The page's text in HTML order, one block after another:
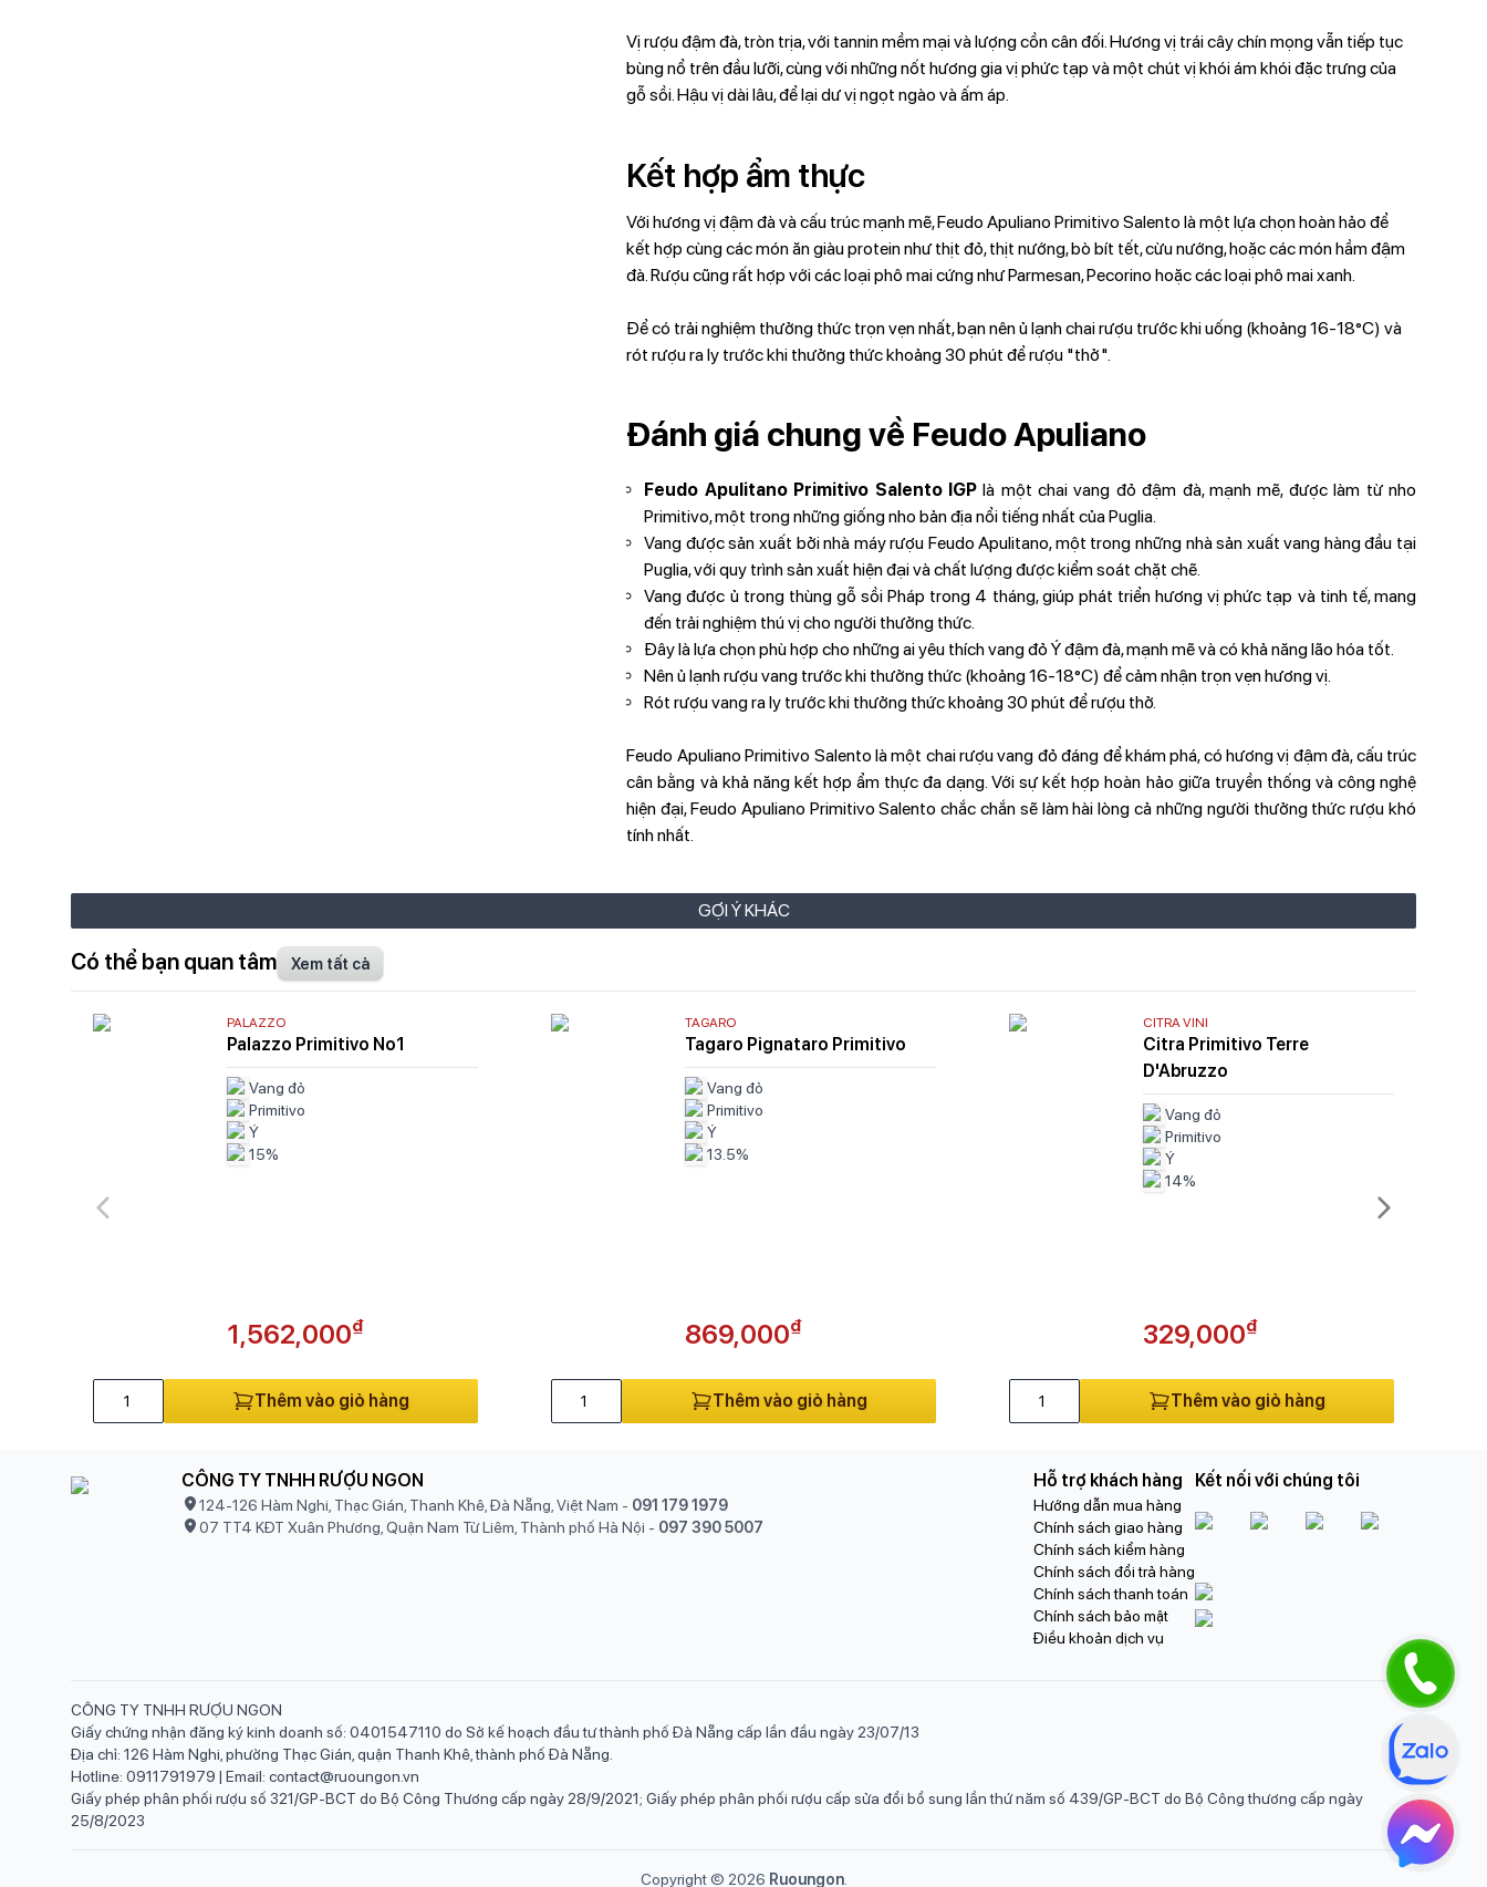
Vị rượu đậm đà, tròn trịa, với tannin mềm mại và lượng cồn cân đối. Hương vị trái cây chín mọng vẫn tiếp tục
bùng nổ trên đầu lưỡi, cùng với những nốt hương gia vị phức tạp và một chút vị khói ám khói đặc trưng của
gỗ sồi. Hậu vị dài lâu, để lại dư vị ngọt ngào và ấm áp.
Kết hợp ẩm thực
Với hương vị đậm đà và cấu trúc mạnh mẽ, Feudo Apuliano Primitivo Salento là một lựa chọn hoàn hảo để
kết hợp cùng các món ăn giàu protein như thịt đỏ, thịt nướng, bò bít tết, cừu nướng, hoặc các món hầm đậm
đà. Rượu cũng rất hợp với các loại phô mai cứng như Parmesan, Pecorino hoặc các loại phô mai xanh.
Để có trải nghiệm thưởng thức trọn vẹn nhất, bạn nên ủ lạnh chai rượu trước khi uống (khoảng 16-18°C) và
rót rượu ra ly trước khi thưởng thức khoảng 30 phút để rượu "thở".
Đánh giá chung về Feudo Apuliano
Feudo Apulitano Primitivo Salento IGPlà một chai vang đỏ đậm đà, mạnh mẽ, được làm từ nho
Primitivo, một trong những giống nho bản địa nổi tiếng nhất của Puglia.
Vang được sản xuất bởi nhà máy rượu Feudo Apulitano, một trong những nhà sản xuất vang hàng đầu tại
Puglia, với quy trình sản xuất hiện đại và chất lượng được kiểm soát chặt chẽ.
Vang được ủ trong thùng gỗ sồi Pháp trong 4 tháng, giúp phát triển hương vị phức tạp và tinh tế, mang
đến trải nghiệm thú vị cho người thưởng thức.
Đây là lựa chọn phù hợp cho những ai yêu thích vang đỏ Ý đậm đà, mạnh mẽ và có khả năng lão hóa tốt.
Nên ủ lạnh rượu vang trước khi thưởng thức (khoảng 16-18°C) để cảm nhận trọn vẹn hương vị.
Rót rượu vang ra ly trước khi thưởng thức khoảng 30 phút để rượu thở.
Feudo Apuliano Primitivo Salento là một chai rượu vang đỏ đáng để khám phá, có hương vị đậm đà, cấu trúc
cân bằng và khả năng kết hợp ẩm thực đa dạng. Với sự kết hợp hoàn hảo giữa truyền thống và công nghệ
hiện đại, Feudo Apuliano Primitivo Salento chắc chắn sẽ làm hài lòng cả những người thưởng thức rượu khó
tính nhất.
GỢI Ý KHÁC
Có thể bạn quan tâm Xem tất cả
PALAZZO
Palazzo Primitivo No1
Vang đỏ
Primitivo
Ý
15%
1,562,000₫
Thêm vào giỏ hàng
TAGARO
Tagaro Pignataro Primitivo
Vang đỏ
Primitivo
Ý
13.5%
869,000₫
Thêm vào giỏ hàng
CITRA VINI
Citra Primitivo Terre
D'Abruzzo
Vang đỏ
Primitivo
Ý
14%
329,000₫
Thêm vào giỏ hàng
CÔNG TY TNHH RƯỢU NGON
124-126 Hàm Nghi, Thạc Gián, Thanh Khê, Đà Nẵng, Việt Nam - 091 179 1979
07 TT4 KĐT Xuân Phương, Quận Nam Từ Liêm, Thành phố Hà Nội - 097 390 5007
Hỗ trợ khách hàng
Hướng dẫn mua hàng
Chính sách giao hàng
Chính sách kiểm hàng
Chính sách đổi trả hàng
Chính sách thanh toán
Chính sách bảo mật
Điều khoản dịch vụ
Kết nối với chúng tôi
CÔNG TY TNHH RƯỢU NGON
Giấy chứng nhận đăng ký kinh doanh số: 0401547110 do Sở kế hoạch đầu tư thành phố Đà Nẵng cấp lần đầu ngày 23/07/13
Địa chỉ: 126 Hàm Nghi, phường Thạc Gián, quận Thanh Khê, thành phố Đà Nẵng.
Hotline: 0911791979 | Email: contact@ruoungon.vn
Giấy phép phân phối rượu số 321/GP-BCT do Bộ Công Thương cấp ngày 28/9/2021; Giấy phép phân phối rượu cấp sửa đổi bổ sung lần thứ năm số 439/GP-BCT do Bộ Công thương cấp ngày
25/8/2023
Copyright © 2026 Ruoungon.